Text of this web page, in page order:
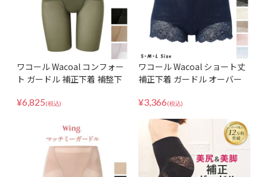
ワコール Wacoal コンフォー
ト ガードル 補正下着 補整下
GFA155
¥6,825(税込)
ワコール Wacoal ショート丈
補正下着 ガードル オーバー
ップアップ レースタイプ 吸汗
速乾 インナー ボトム 日本製
¥3,366(税込)